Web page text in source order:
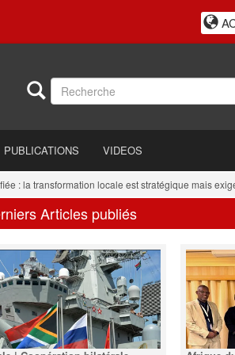
PUBLICATIONS VIDEOS
la transformation locale est stratégique mais exige
Articles publiés